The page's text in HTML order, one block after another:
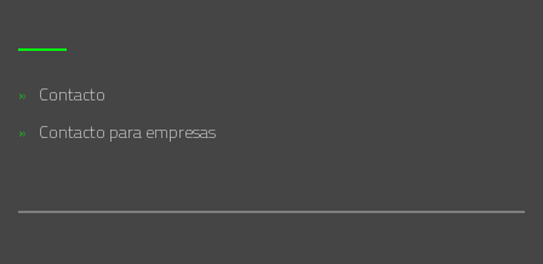
Contacto
Contacto para empresas